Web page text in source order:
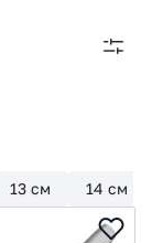
13 см 14 см